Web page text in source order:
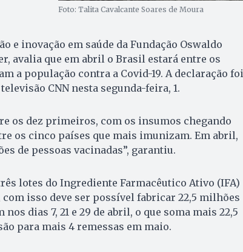
Foto: Talita Cavalcante Soares de Moura
e inovação em saúde da Fundação Oswaldo
avalia que em abril o Brasil estará entre os
a população contra a Covid-19. A declaração foi
CNN nesta segunda-feira, 1.
os dez primeiros, com os insumos chegando
os cinco países que mais imunizam. Em abril,
de pessoas vacinadas”, garantiu.
lotes do Ingrediente Farmacêutico Ativo (IFA)
com isso deve ser possível fabricar 22,5 milhões
dias 7, 21 e 29 de abril, o que soma mais 22,5
para mais 4 remessas em maio.